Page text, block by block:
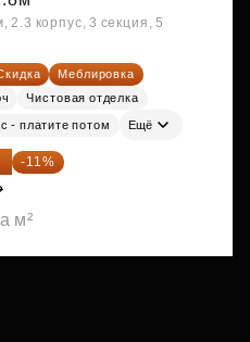
2.3 корпус, 3 секция, 5
Меблировка
Чистовая отделка
- платите потом Ещё
₽ -11%
м²